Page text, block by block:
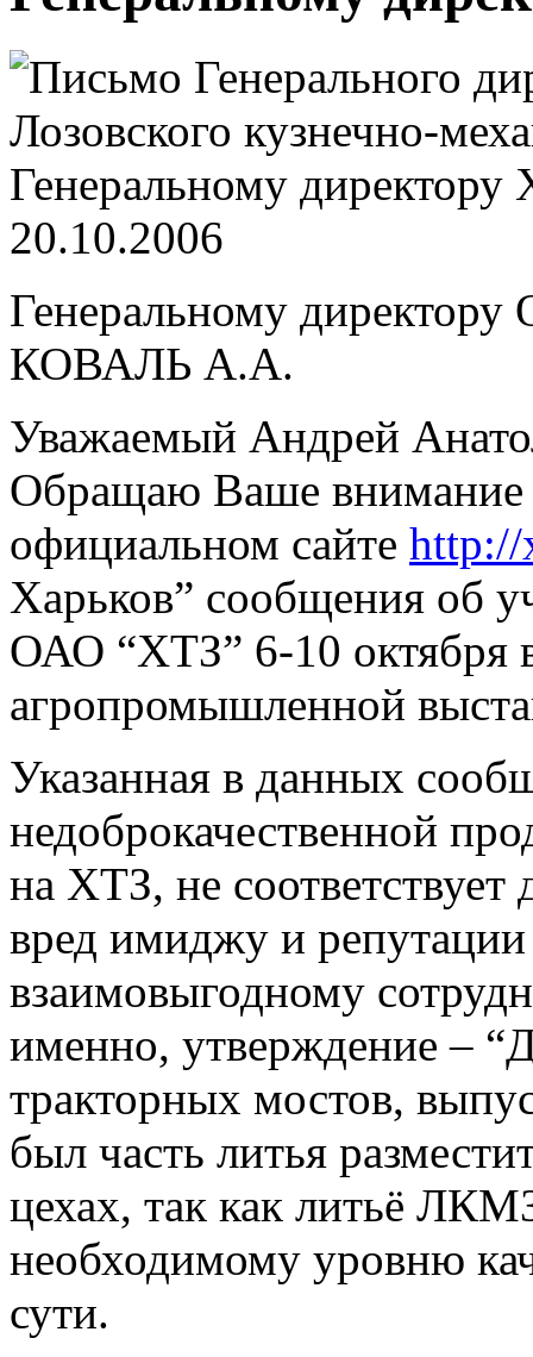
20.10.2006
Генеральному
КОВАЛЬ А.А.
Уважаемый Андрей
Обращаю Ваше внимание
официальном сайте http://
Харьков” сообщения об
ОАО “ХТЗ” 6-10 октября
агропромышленной
Указанная в данных
недоброкачественной
на ХТЗ, не соответствует
вред имиджу и
взаимовыгодному
именно, утверждение –
тракторных мостов,
был часть литья
цехах, так как литьё
необходимому уровню
сути.